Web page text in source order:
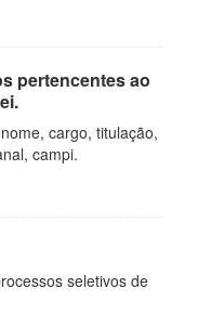
pertencentes ao
cargo, titulação,
campi.
seletivos de